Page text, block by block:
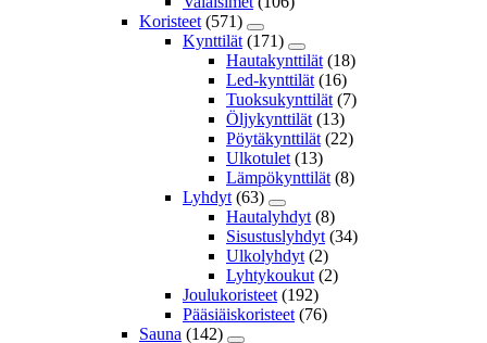
Koristeet (571)
Kynttilät (171)
Hautakynttilät (18)
Led-kynttilät (16)
Tuoksukynttilät (7)
Öljykynttilät (13)
Pöytäkynttilät (22)
Ulkotulet (13)
Lämpökynttilät (8)
Lyhdyt (63)
Hautalyhdyt (8)
Sisustuslyhdyt (34)
Ulkolyhdyt (2)
Lyhtykoukut (2)
Joulukoristeet (192)
Pääsiäiskoristeet (76)
Sauna (142)